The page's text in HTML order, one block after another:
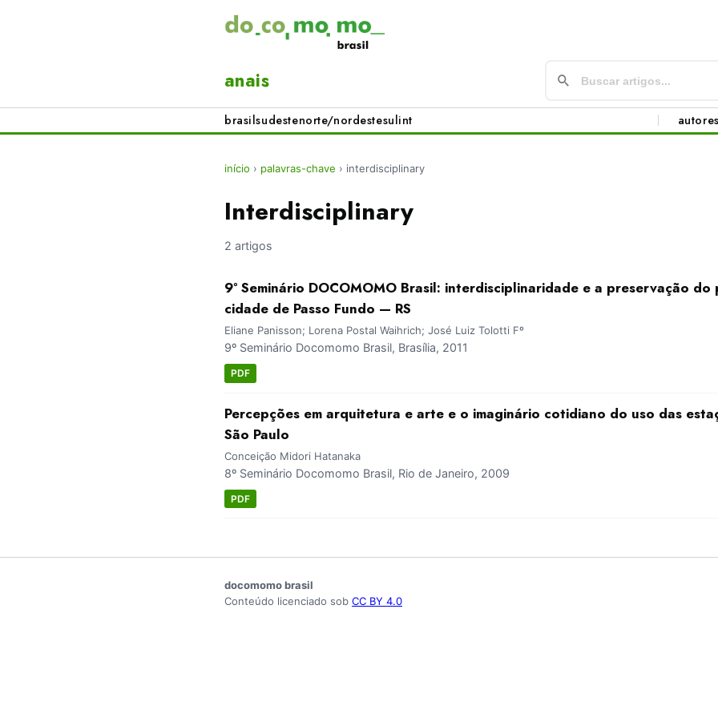
anais
brasilsudestenorte/nordestesulint autores
início › palavras-chave › interdisciplinary
Interdisciplinary
2 artigos
9º Seminário DOCOMOMO Brasil: interdisciplinaridade e a preservação do
cidade de Passo Fundo — RS
Eliane Panisson; Lorena Postal Waihrich; José Luiz Tolotti Fº
9º Seminário Docomomo Brasil, Brasília, 2011
PDF
Percepções em arquitetura e arte e o imaginário cotidiano do uso das
São Paulo
Conceição Midori Hatanaka
8º Seminário Docomomo Brasil, Rio de Janeiro, 2009
PDF
docomomo brasil
Conteúdo licenciado sob CC BY 4.0